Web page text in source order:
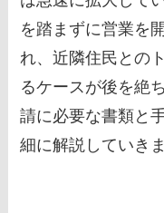
を踏まずに営業を
れ、近隣住民との
るケースが後を絶
請に必要な書類と
細に解説していきま